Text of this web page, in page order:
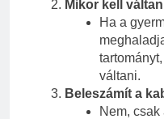
Mikor kell
Ha a
váltani.
Beleszámít a
Nem,